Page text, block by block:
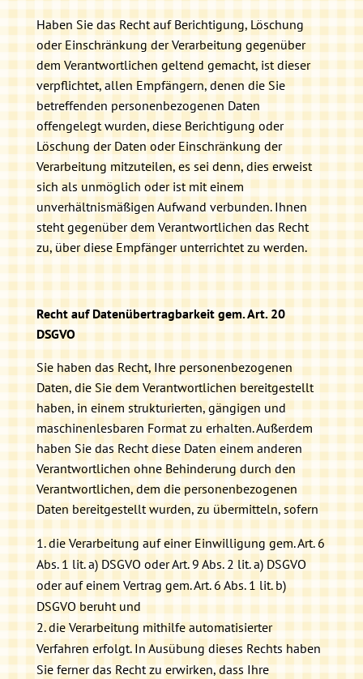
Haben Sie das Recht auf Berichtigung, Löschung
oder Einschränkung der Verarbeitung gegenüber
dem Verantwortlichen geltend gemacht, ist dieser
verpflichtet, allen Empfängern, denen die Sie
betreffenden personenbezogenen Daten
offengelegt wurden, diese Berichtigung oder
Löschung der Daten oder Einschränkung der
Verarbeitung mitzuteilen, es sei denn, dies erweist
sich als unmöglich oder ist mit einem
unverhältnismäßigen Aufwand verbunden. Ihnen
steht gegenüber dem Verantwortlichen das Recht
zu, über diese Empfänger unterrichtet zu werden.
Recht auf Datenübertragbarkeit gem. Art. 20
DSGVO
Sie haben das Recht, Ihre personenbezogenen
Daten, die Sie dem Verantwortlichen bereitgestellt
haben, in einem strukturierten, gängigen und
maschinenlesbaren Format zu erhalten. Außerdem
haben Sie das Recht diese Daten einem anderen
Verantwortlichen ohne Behinderung durch den
Verantwortlichen, dem die personenbezogenen
Daten bereitgestellt wurden, zu übermitteln, sofern
die Verarbeitung auf einer Einwilligung gem. Art. 6
Abs. 1 lit. a) DSGVO oder Art. 9 Abs. 2 lit. a) DSGVO
oder auf einem Vertrag gem. Art. 6 Abs. 1 lit. b)
DSGVO beruht und
die Verarbeitung mithilfe automatisierter
Verfahren erfolgt. In Ausübung dieses Rechts haben
Sie ferner das Recht zu erwirken, dass Ihre